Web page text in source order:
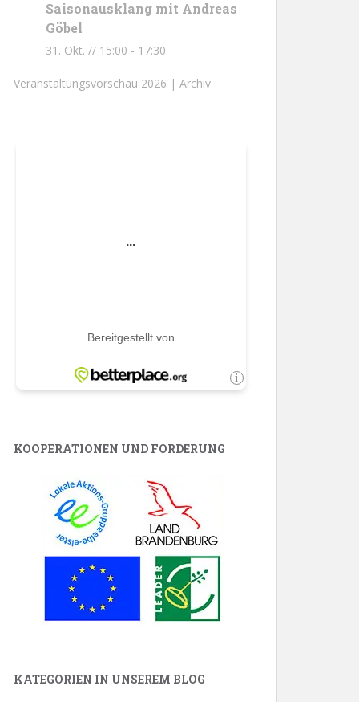
Saisonausklang mit Andreas
Göbel
31. Okt. // 15:00 - 17:30
Veranstaltungsvorschau 2026 | Archiv
KOOPERATIONEN UND FÖRDERUNG
KATEGORIEN IN UNSEREM BLOG